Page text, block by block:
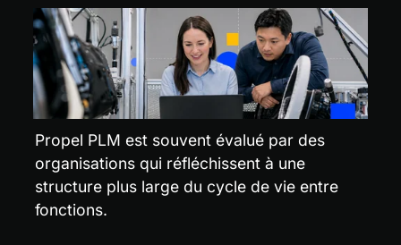
Propel PLM est souvent évalué par des
organisations qui réfléchissent à une
structure plus large du cycle de vie entre
fonctions.